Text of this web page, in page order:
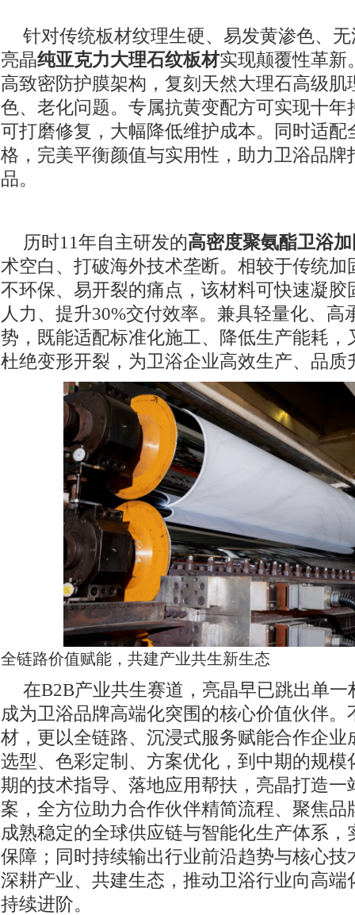
针对传统板材纹理生硬、易发黄渗色、
亮晶纯亚克力大理石纹板材实现颠覆性革新
高致密防护膜架构，复刻天然大理石高级肌
色、老化问题。专属抗黄变配方可实现十年
可打磨修复，大幅降低维护成本。同时适配
格，完美平衡颜值与实用性，助力卫浴品牌
品。
历时11年自主研发的高密度聚氨酯卫浴
术空白、打破海外技术垄断。相较于传统加
不环保、易开裂的痛点，该材料可快速凝胶
人力、提升30%交付效率。兼具轻量化、高
势，既能适配标准化施工、降低生产能耗，
杜绝变形开裂，为卫浴企业高效生产、品质
全链路价值赋能，共建产业共生新生态
在B2B产业共生赛道，亮晶早已跳出单
成为卫浴品牌高端化突围的核心价值伙伴。
材，更以全链路、沉浸式服务赋能合作企业
选型、色彩定制、方案优化，到中期的规模
期的技术指导、落地应用帮扶，亮晶打造一
案，全方位助力合作伙伴精简流程、聚焦品
成熟稳定的全球供应链与智能化生产体系，
保障；同时持续输出行业前沿趋势与核心技
深耕产业、共建生态，推动卫浴行业向高端
持续进阶。